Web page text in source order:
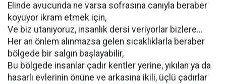
Elinde avucunda ne varsa sofrasına canıyla beraber
koyuyor ikram etmek için,
Ve biz utanıyoruz, insanlık dersi veriyorlar bizlere…
Her an önlem alınmazsa gelen sıcaklıklarla beraber
bölgede bir salgın başlayabilir,
Bu bölgede insanlar çadır kentler yerine, yıkılan ya da
hasarlı evlerinin önüne ve arkasına ikili, üçlü çadırlar